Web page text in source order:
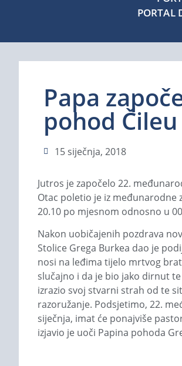
PORTAL
Papa
pohod
15 siječnja, 2018
Jutros je započelo 22.
Otac poletio je iz međunarodne
20.10 po mjesnom odnosno u
Nakon uobičajenih pozdrava
Stolice Grega Burkea dao je
nosi na leđima tijelo mrtvog
slučajno i da je bio jako dirnut
izrazio svoj stvarni strah od te
razoružanje. Podsjetimo, 22.
siječnja, imat će ponajviše
izjavio je uoči Papina pohoda